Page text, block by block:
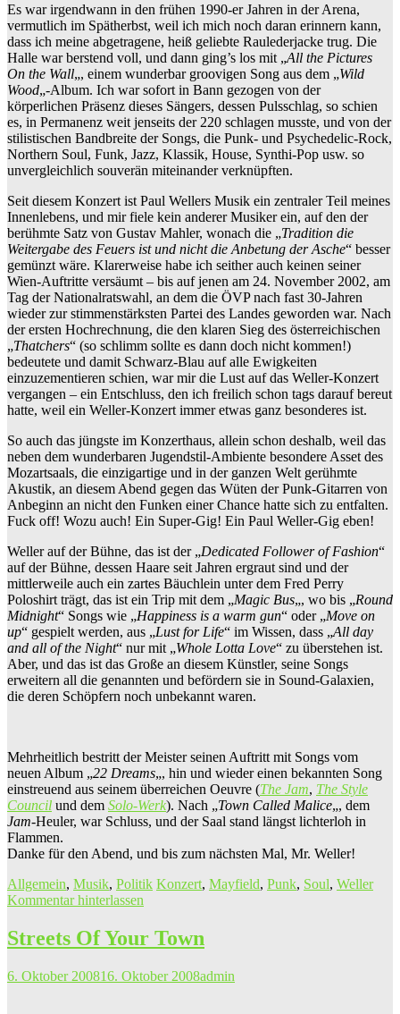
Es war irgendwann in den frühen 1990-er Jahren in der Arena,
vermutlich im Spätherbst, weil ich mich noch daran erinnern kann,
dass ich meine abgetragene, heiß geliebte Raulederjacke trug. Die
Halle war berstend voll, und dann ging’s los mit „All the Pictures
On the Wall„, einem wunderbar groovigen Song aus dem „Wild
Wood„-Album. Ich war sofort in Bann gezogen von der
körperlichen Präsenz dieses Sängers, dessen Pulsschlag, so schien
es, in Permanenz weit jenseits der 220 schlagen musste, und von der
stilistischen Bandbreite der Songs, die Punk- und Psychedelic-Rock,
Northern Soul, Funk, Jazz, Klassik, House, Synthi-Pop usw. so
unvergleichlich souverän miteinander verknüpften.
Seit diesem Konzert ist Paul Wellers Musik ein zentraler Teil meines
Innenlebens, und mir fiele kein anderer Musiker ein, auf den der
berühmte Satz von Gustav Mahler, wonach die „Tradition die
Weitergabe des Feuers ist und nicht die Anbetung der Asche“ besser
gemünzt wäre. Klarerweise habe ich seither auch keinen seiner
Wien-Auftritte versäumt – bis auf jenen am 24. November 2002, am
Tag der Nationalratswahl, an dem die ÖVP nach fast 30-Jahren
wieder zur stimmenstärksten Partei des Landes geworden war. Nach
der ersten Hochrechnung, die den klaren Sieg des österreichischen
„Thatchers“ (so schlimm sollte es dann doch nicht kommen!)
bedeutete und damit Schwarz-Blau auf alle Ewigkeiten
einzuzementieren schien, war mir die Lust auf das Weller-Konzert
vergangen – ein Entschluss, den ich freilich schon tags darauf bereut
hatte, weil ein Weller-Konzert immer etwas ganz besonderes ist.
So auch das jüngste im Konzerthaus, allein schon deshalb, weil das
neben dem wunderbaren Jugendstil-Ambiente besondere Asset des
Mozartsaals, die einzigartige und in der ganzen Welt gerühmte
Akustik, an diesem Abend gegen das Wüten der Punk-Gitarren von
Anbeginn an nicht den Funken einer Chance hatte sich zu entfalten.
Fuck off! Wozu auch! Ein Super-Gig! Ein Paul Weller-Gig eben!
Weller auf der Bühne, das ist der „Dedicated Follower of Fashion“
auf der Bühne, dessen Haare seit Jahren ergraut sind und der
mittlerweile auch ein zartes Bäuchlein unter dem Fred Perry
Poloshirt trägt, das ist ein Trip mit dem „Magic Bus„, wo bis „Round
Midnight“ Songs wie „Happiness is a warm gun“ oder „Move on
up“ gespielt werden, aus „Lust for Life“ im Wissen, dass „All day
and all of the Night“ nur mit „Whole Lotta Love“ zu überstehen ist.
Aber, und das ist das Große an diesem Künstler, seine Songs
erweitern all die genannten und befördern sie in Sound-Galaxien,
die deren Schöpfern noch unbekannt waren.
Mehrheitlich bestritt der Meister seinen Auftritt mit Songs vom
neuen Album „22 Dreams„, hin und wieder einen bekannten Song
einstreuend aus seinem überreichen Oeuvre (The Jam, The Style
Council und dem Solo-Werk). Nach „Town Called Malice„, dem
Jam-Heuler, war Schluss, und der Saal stand längst lichterloh in
Flammen.
Danke für den Abend, und bis zum nächsten Mal, Mr. Weller!
Allgemein, Musik, Politik Konzert, Mayfield, Punk, Soul, Weller
Kommentar hinterlassen
Streets Of Your Town
6. Oktober 200816. Oktober 2008admin